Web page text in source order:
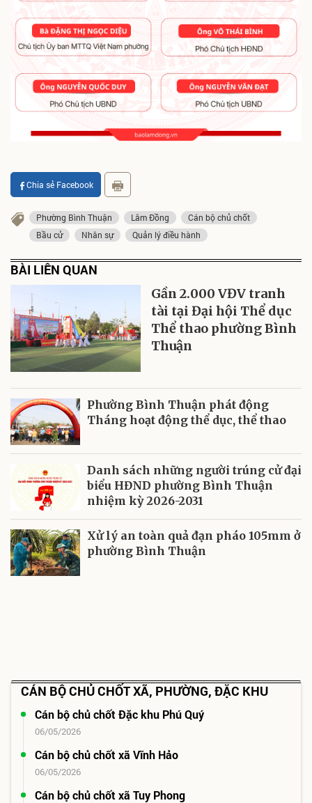
Chia sẻ Facebook
Phường Bình Thuận Lâm Đồng
Cán bộ chủ chốt
Bầu cử
Nhân sự Quản lý điều hành
BÀI LIÊN QUAN
Gần 2.000 VĐV tranh
tài tại Đại hội Thể dục
Thể thao phường Bình
Thuận
Phường Bình Thuận phát động
Tháng hoạt động thể dục, thể thao
Danh sách những người trúng cử đại
biểu HĐND phường Bình Thuận
nhiệm kỳ 2026-2031
Xử lý an toàn quả đạn pháo 105mm ở
phường Bình Thuận
CÁN BỘ CHỦ CHỐT XÃ, PHƯỜNG, ĐẶC KHU
Cán bộ chủ chốt Đặc khu Phú Quý
06/05/2026
Cán bộ chủ chốt xã Vĩnh Hảo
06/05/2026
Cán bộ chủ chốt xã Tuy Phong